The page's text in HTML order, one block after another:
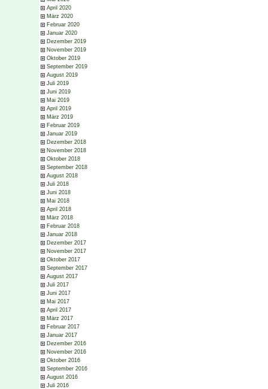
April 2020
März 2020
Februar 2020
Januar 2020
Dezember 2019
November 2019
Oktober 2019
September 2019
August 2019
Juli 2019
Juni 2019
Mai 2019
April 2019
März 2019
Februar 2019
Januar 2019
Dezember 2018
November 2018
Oktober 2018
September 2018
August 2018
Juli 2018
Juni 2018
Mai 2018
April 2018
März 2018
Februar 2018
Januar 2018
Dezember 2017
November 2017
Oktober 2017
September 2017
August 2017
Juli 2017
Juni 2017
Mai 2017
April 2017
März 2017
Februar 2017
Januar 2017
Dezember 2016
November 2016
Oktober 2016
September 2016
August 2016
Juli 2016